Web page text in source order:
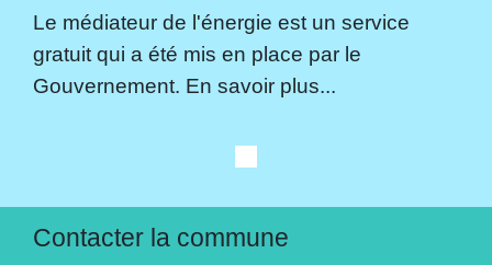
Le médiateur de l'énergie est un service
gratuit qui a été mis en place par le
Gouvernement. En savoir plus...
Contacter la commune